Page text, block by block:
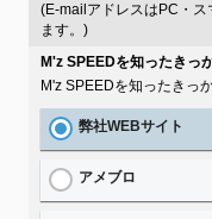
(E-mailアドレスはPC・ス
ます。)
M'z SPEEDを知ったきっ
M'z SPEEDを知ったきっ
弊社WEBサイト
アメブロ